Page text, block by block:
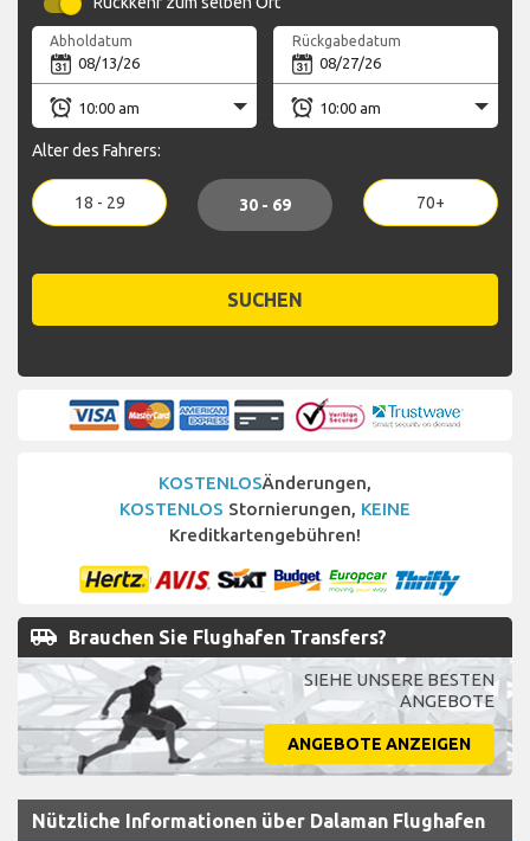
Abholdatum Rückgabedatum
Alter des Fahrers:
18 - 29 30 - 69 70+
SUCHEN
KOSTENLOSÄnderungen,
KOSTENLOS Stornierungen, KEINE
Kreditkartengebühren!
airport_shuttle Brauchen Sie Flughafen Transfers?
SIEHE UNSERE BESTEN
ANGEBOTE
ANGEBOTE ANZEIGEN
Nützliche Informationen über Dalaman Flughafen